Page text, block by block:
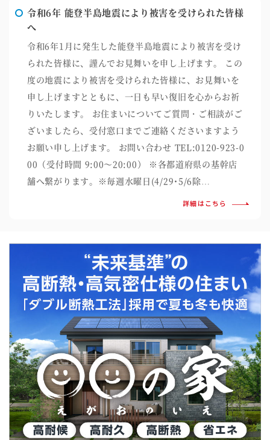
令和6年 能登半島地震により被害を受けられた皆様
へ
令和6年1月に発生した能登半島地震により被害を受け
られた皆様に、謹んでお見舞いを申し上げます。 この
度の地震により被害を受けられた皆様に、お見舞いを
申し上げますとともに、一日も早い復旧を心からお祈
りいたします。 お住まいについてご質問・ご相談がご
ざいましたら、受付窓口までご連絡くださいますよう
お願い申し上げます。 お問い合わせ TEL:0120-923-0
00（受付時間 9:00～20:00） ※各都道府県の基幹店
舗へ繋がります。※毎週水曜日(4/29･5/6除…
詳細はこちら